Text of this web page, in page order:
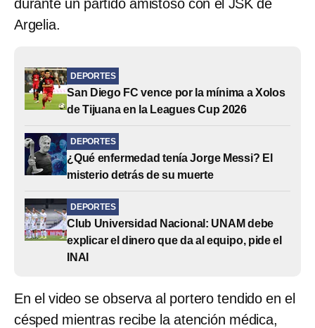
durante un partido amistoso con el JSK de
Argelia.
DEPORTES
San Diego FC vence por la mínima a Xolos
de Tijuana en la Leagues Cup 2026
DEPORTES
¿Qué enfermedad tenía Jorge Messi? El
misterio detrás de su muerte
DEPORTES
Club Universidad Nacional: UNAM debe
explicar el dinero que da al equipo, pide el
INAI
En el video se observa al portero tendido en el
césped mientras recibe la atención médica,